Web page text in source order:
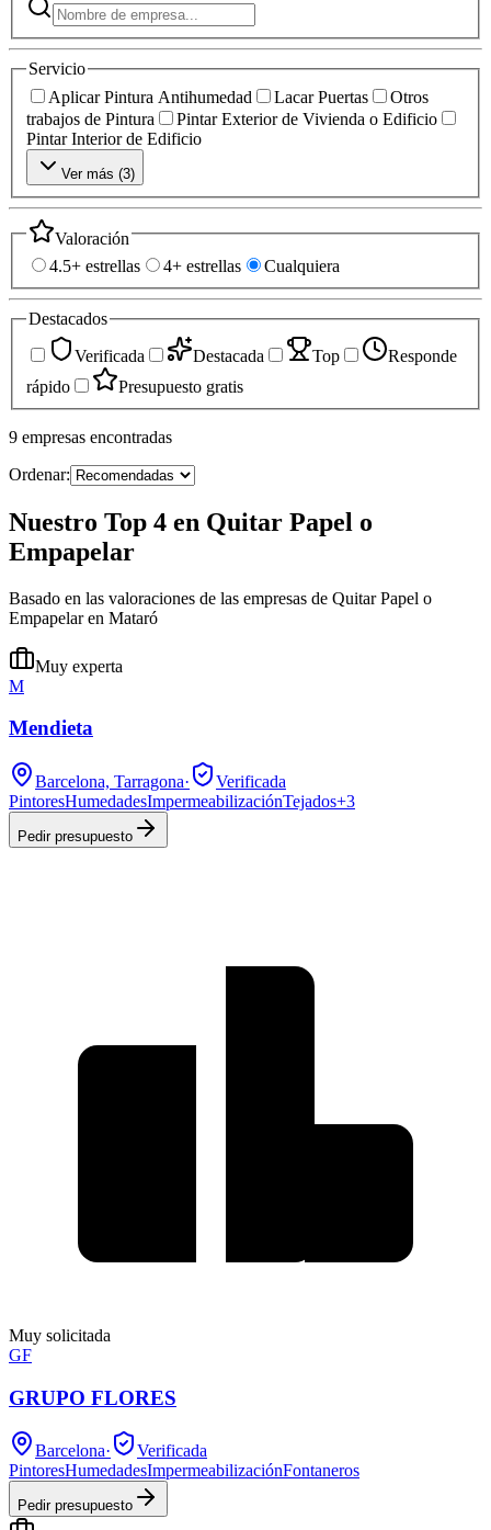
Servicio
Aplicar Pintura Antihumedad
Lacar Puertas
Otros
trabajos de Pintura
Pintar Exterior de Vivienda o Edificio
Pintar Interior de Edificio
Ver más (3)
Valoración
4.5+ estrellas
4+ estrellas Cualquiera
Destacados
Verificada
Destacada Top
Responde
rápido
Presupuesto gratis
9 empresas encontradas
Ordenar:
Nuestro Top 4 en Quitar Papel o
Empapelar
Basado en las valoraciones de las empresas de Quitar Papel o
Empapelar en Mataró
Muy experta
M
Mendieta
Barcelona, Tarragona·
Verificada
PintoresHumedadesImpermeabilizaciónTejados+3
Pedir presupuesto
Muy solicitada
GF
GRUPO FLORES
Barcelona·
Verificada
PintoresHumedadesImpermeabilizaciónFontaneros
Pedir presupuesto